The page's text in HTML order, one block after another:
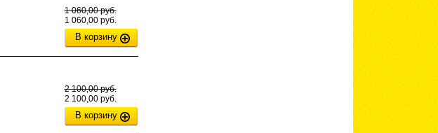
1 060,00 руб.
1 060,00 руб.
В корзину
2 100,00 руб.
2 100,00 руб.
В корзину